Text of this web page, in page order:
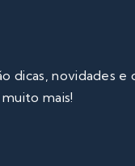
dicas, novidades e
mais!